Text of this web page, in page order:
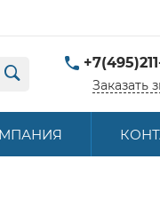
+7(495)211-
г. Москва,
Заказать